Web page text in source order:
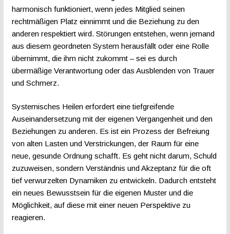
harmonisch funktioniert, wenn jedes Mitglied seinen
rechtmäßigen Platz einnimmt und die Beziehung zu den
anderen respektiert wird. Störungen entstehen, wenn jemand
aus diesem geordneten System herausfällt oder eine Rolle
übernimmt, die ihm nicht zukommt – sei es durch
übermäßige Verantwortung oder das Ausblenden von Trauer
und Schmerz.
Systemisches Heilen erfordert eine tiefgreifende
Auseinandersetzung mit der eigenen Vergangenheit und den
Beziehungen zu anderen. Es ist ein Prozess der Befreiung
von alten Lasten und Verstrickungen, der Raum für eine
neue, gesunde Ordnung schafft. Es geht nicht darum, Schuld
zuzuweisen, sondern Verständnis und Akzeptanz für die oft
tief verwurzelten Dynamiken zu entwickeln. Dadurch entsteht
ein neues Bewusstsein für die eigenen Muster und die
Möglichkeit, auf diese mit einer neuen Perspektive zu
reagieren.